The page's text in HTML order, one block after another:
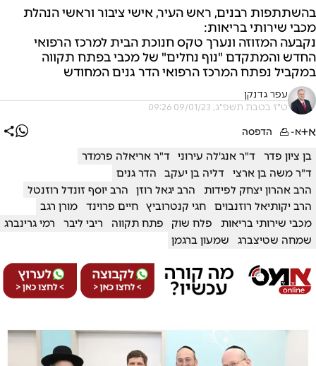
בהשתתפות רבנים, ראש העיר, אישי ציבור וראשי הנהלת
מכבי שירותי בריאות:
נקבעה המזוזה ונערך טקס חנוכת הבית למרכז הרפואי
החדש והמתקדם "נוף נחלים" של מכבי בפתח תקווה
במקביל נפתח המרכז הרפואי הדר גנים המחודש
עפר גדנקן
ט"ז בטבת תשפ"ג, 09/01/23 09:26
א+א- הדפסה
בן ציון פדר ד"ר אנג'לה עירוני
ד"ר אריאלה פרמדר
ד"ר משה בן ארצי
דליה בן יעקב
הדר גנים
הרב אהרון יצחק לפידות
הרב יגאל רוזן
הרב יוסף זונדל רוזנטל
הרב יקותיאל רוזנבוים
חגי קנטרוביץ חיים פרוינד
מורן רגב
מכבי שירותי בריאות
פלח שוק פתח תקווה ריבי ליבר
רמי גרינברג
שמחה שטיצברג
שמעון ברגמן